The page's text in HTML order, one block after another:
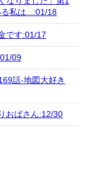
私は...:01/18
です:01/17
09
話-地図大好き
おばさん:12/30